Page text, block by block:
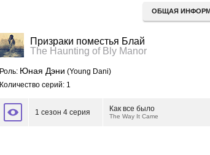
ОБЩАЯ
Призраки поместья Блай
The Haunting of Bly Manor
Роль: Юная Дэни (Young Dani)
Количество серий: 1
1 сезон 4 серия Как все было
The Way It Came